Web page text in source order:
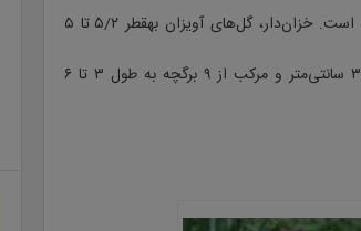
: بومی چین، ژاپن و کره است. خزان‌دار، گل‌های آویزان بهقطر ۵/۲ تا ۵
سانتی‌متر با ترکیبی از رنگ‌هایقرمز، بنفش و سفید دارد. هر برگ به طول ۳۰ سانتی‌متر و مرکب از ۹ برگچه به طول ۳ تا ۶